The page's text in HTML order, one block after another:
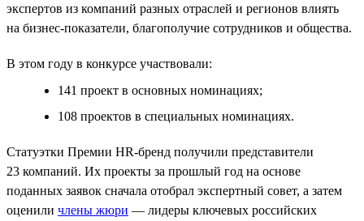
экспертов из компаний разных отраслей и регионов влиять
на бизнес-показатели, благополучие сотрудников и общества.
В этом году в конкурсе участвовали:
141 проект в основных номинациях;
108 проектов в специальных номинациях.
Статуэтки Премии HR-бренд получили представители
23 компаний. Их проекты за прошлый год на основе
поданных заявок сначала отобрал экспертный совет, а затем
оценили члены жюри — лидеры ключевых российских